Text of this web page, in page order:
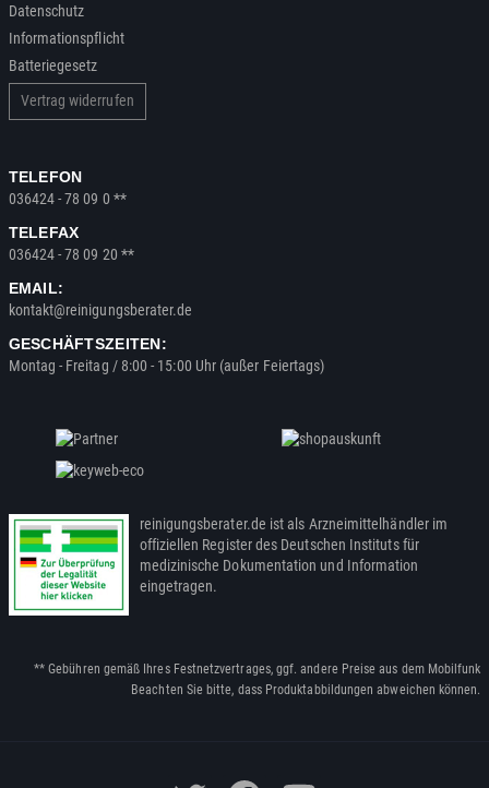
Datenschutz
Informationspflicht
Batteriegesetz
Vertrag widerrufen
TELEFON
036424 - 78 09 0 **
TELEFAX
036424 - 78 09 20 **
EMAIL:
kontakt@reinigungsberater.de
GESCHÄFTSZEITEN:
Montag - Freitag / 8:00 - 15:00 Uhr (außer Feiertags)
reinigungsberater.de ist als Arzneimittelhändler im
offiziellen Register des Deutschen Instituts für
medizinische Dokumentation und Information
eingetragen.
** Gebühren gemäß Ihres Festnetzvertrages, ggf. andere Preise aus dem Mobilfunk
Beachten Sie bitte, dass Produktabbildungen abweichen können.